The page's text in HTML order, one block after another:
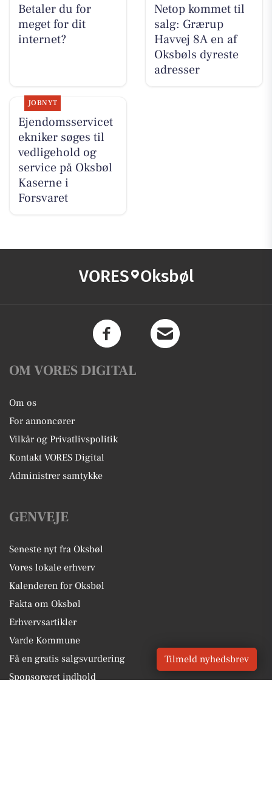
Betaler du for
meget for dit
internet?
Netop kommet til
salg: Grærup
Havvej 8A en af
Oksbøls dyreste
adresser
JOBNYT
Ejendomsservicet
ekniker søges til
vedligehold og
service på Oksbøl
Kaserne i
Forsvaret
VORES Oksbøl
OM VORES DIGITAL
Om os
For annoncører
Vilkår og Privatlivspolitik
Kontakt VORES Digital
Administrer samtykke
GENVEJE
Seneste nyt fra Oksbøl
Vores lokale erhverv
Kalenderen for Oksbøl
Fakta om Oksbøl
Erhvervsartikler
Varde Kommune
Få en gratis salgsvurdering
Sponsoreret indhold
Tilmeld nyhedsbrev